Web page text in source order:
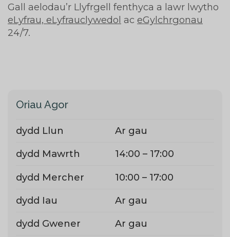
Gall aelodau’r Llyfrgell fenthyca a lawr lwytho
eLyfrau, eLyfrauclywedol ac eGylchrgonau
24/7.
Oriau Agor
dydd Llun
Ar gau
dydd Mawrth
14:00 – 17:00
dydd Mercher
10:00 – 17:00
dydd Iau
Ar gau
dydd Gwener
Ar gau